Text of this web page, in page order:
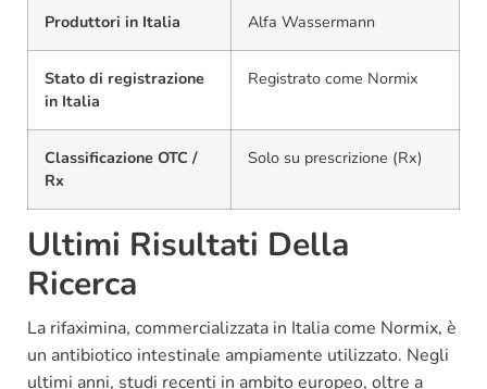
Produttori in Italia Alfa Wassermann
Stato di registrazione
in Italia
Registrato come Normix
Classificazione OTC /
Rx
Solo su prescrizione (Rx)
Ultimi Risultati Della
Ricerca
La rifaximina, commercializzata in Italia come Normix, è
un antibiotico intestinale ampiamente utilizzato. Negli
ultimi anni, studi recenti in ambito europeo, oltre a